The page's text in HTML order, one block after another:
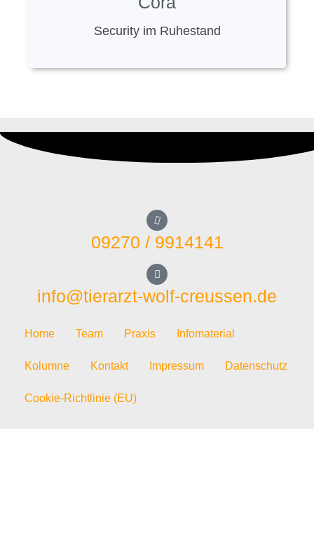
Security im Ruhestand
09270 / 9914141
info@tierarzt-wolf-creussen.de
Home Team Praxis Infomaterial
Kolumne Kontakt Impressum Datenschutz
Cookie-Richtlinie (EU)